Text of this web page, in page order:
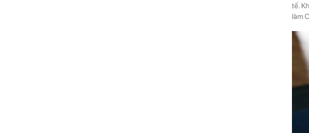
tế.
làm